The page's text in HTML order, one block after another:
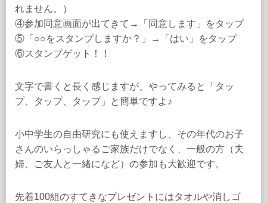
れません。）
④参加同意画面が出てきて→「同意します」をタップ
⑤「○○をスタンプしますか？」→「はい」をタップ
⑥スタンプゲット！！
文字で書くと長く感じますが、やってみると「タッ
プ、タップ、タップ」と簡単ですよ♪
小中学生の自由研究にも使えますし、その年代のお子
さんのいらっしゃるご家族だけでなく、一般の方（夫
婦、ご友人と一緒になど）の参加も大歓迎です。
先着100組のすてきなプレゼントにはタオルや消しゴ